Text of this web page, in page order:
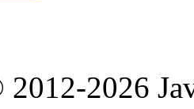
2026